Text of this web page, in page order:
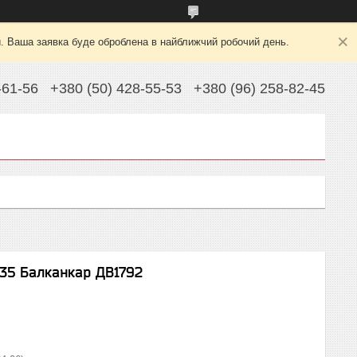
Ваша заявка буде оброблена в найближчий робочий день.
56 +380 (50) 428-55-53 +380 (96) 258-82-45
Балканкар ДВ1792